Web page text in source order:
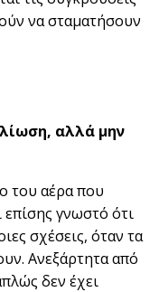
να σταματήσουν
αλλά μην
του αέρα που
επίσης γνωστό ότι
σχέσεις, όταν τα
Ανεξάρτητα από
δεν έχει